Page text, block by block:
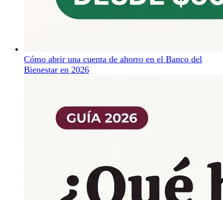
Cómo abrir una cuenta de ahorro en el Banco del
Bienestar en 2026